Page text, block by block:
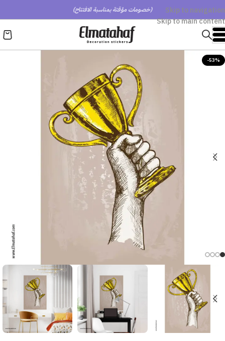
Skip to navigation
Skip to main content
(خصومات مؤقتة بمناسبة الافتتاح)
-53%